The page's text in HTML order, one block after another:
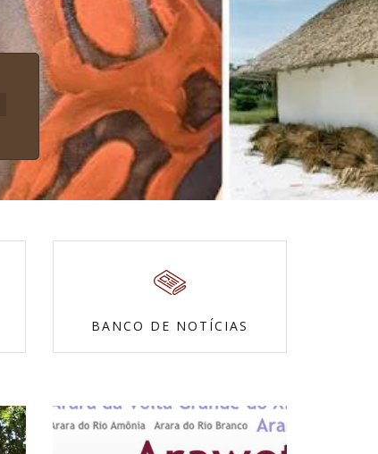
BANCO DE NOTÍCIAS